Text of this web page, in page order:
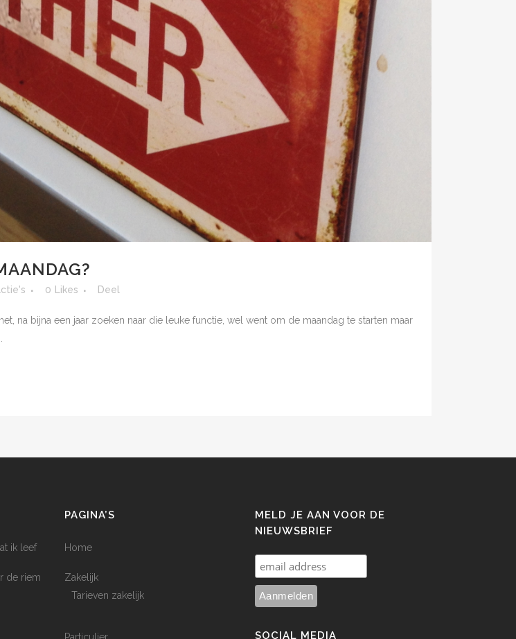
0 Likes Deel
na bijna een jaar zoeken naar die leuke functie, wel went om de maandag te starten maar
ik leef
de riem
PAGINA’S
Home
Zakelijk
Tarieven zakelijk
Particulier
MELD JE AAN VOOR DE
NIEUWSBRIEF
SOCIAL MEDIA